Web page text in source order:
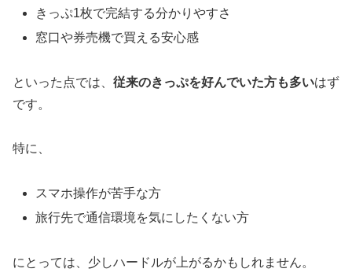
きっぷ1枚で完結する分かりやすさ
窓口や券売機で買える安心感
といった点では、 従来のきっぷを好んでいた方も多いはず
です。
特に、
スマホ操作が苦手な方
旅行先で通信環境を気にしたくない方
にとっては、少しハードルが上がるかもしれません。